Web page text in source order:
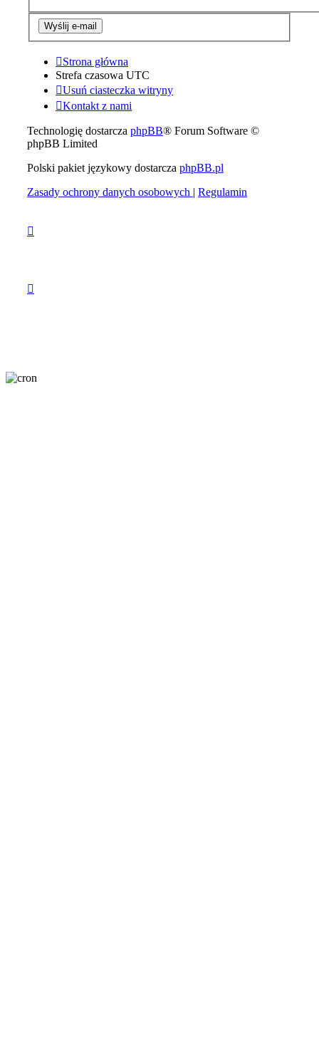
Strona główna
Strefa czasowa UTC
Usuń ciasteczka witryny
Kontakt z nami
Technologię dostarcza phpBB® Forum Software ©
phpBB Limited
Polski pakiet językowy dostarcza phpBB.pl
Zasady ochrony danych osobowych | Regulamin